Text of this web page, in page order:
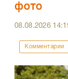
фото
08.08.2026
Комментарии